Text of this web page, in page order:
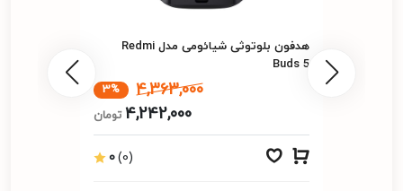
هدفون بلوتوثی شیائومی مدل Redmi
Buds 5
4,363,000
3%
4,242,000تومان
0(0)